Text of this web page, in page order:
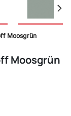
Moosgrün
Moosgrün